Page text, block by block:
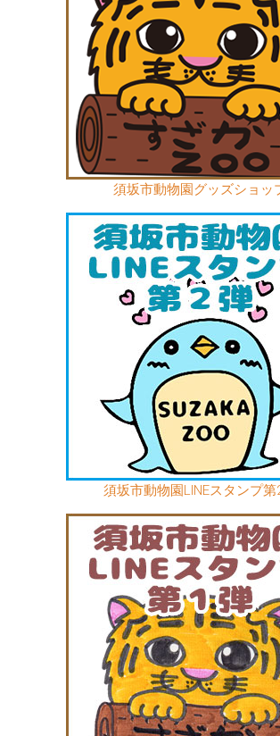
須坂市動物園グッズショッ
須坂市動物園LINEスタンプ第